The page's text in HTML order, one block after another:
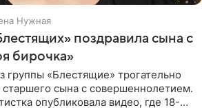
Нужная
поздравила сына с
бирочка»
группы «Блестящие» трогательно
старшего сына с совершеннолетием.
опубликовала видео, где 18-